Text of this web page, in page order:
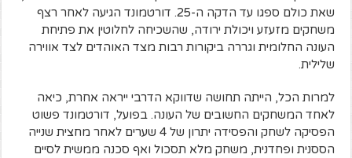
שאת כולם ספגו עד הדקה ה-25. דורטמונד הגיעה לאחר רצף
משחקים מזעזע ויכולת ירודה, שהשכיחה לחלוטין את פתיחת
העונה החלומית וגררה ביקורות רבות מצד האוהדים לצד אווירה
שלילית.
למרות הכל, הייתה תחושה שדווקא הדרבי ייראה אחרת, כיאה
לאחד המשחקים החשובים של העונה. בפועל, דורטמונד פשוט
הפסיקה לשחק והפסידה יתרון של 4 שערים לאחר מחצית שנייה
הססנית ופחדנית, משחק מלא תסכול ואף סכנה ממשית לסיים